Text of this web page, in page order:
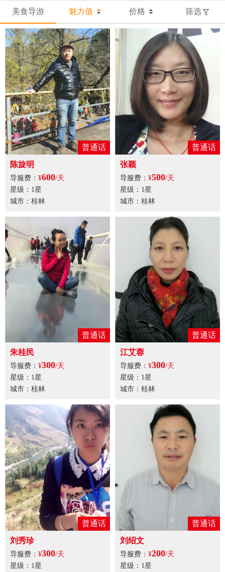
美食导游 魅力值 价格 筛选
普通话
陈旋明
导服费： ¥600/天
星级：1星
城市：桂林
普通话
张颖
导服费： ¥500/天
星级：1星
城市：桂林
普通话
朱桂民
导服费： ¥300/天
星级：1星
城市：桂林
普通话
江艾蓉
导服费： ¥300/天
星级：1星
城市：桂林
普通话
刘秀珍
导服费： ¥300/天
星级：1星
普通话
刘绍文
导服费： ¥200/天
星级：1星